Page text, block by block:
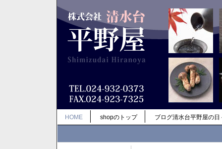
HOME shopのトップ ブログ清水台平野屋の日